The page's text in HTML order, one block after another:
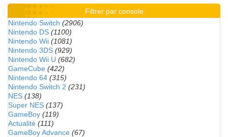
Filtrer par console
Nintendo Switch (2906)
Nintendo DS (1100)
Nintendo Wii (1081)
Nintendo 3DS (929)
Nintendo Wii U (682)
GameCube (422)
Nintendo 64 (315)
Nintendo Switch 2 (231)
NES (138)
Super NES (137)
GameBoy (119)
Actualité (111)
GameBoy Advance (67)